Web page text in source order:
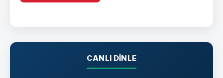
CANLI DINLE